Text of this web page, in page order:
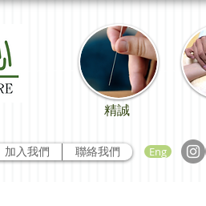
精誠
加入我們 聯絡我們 Eng